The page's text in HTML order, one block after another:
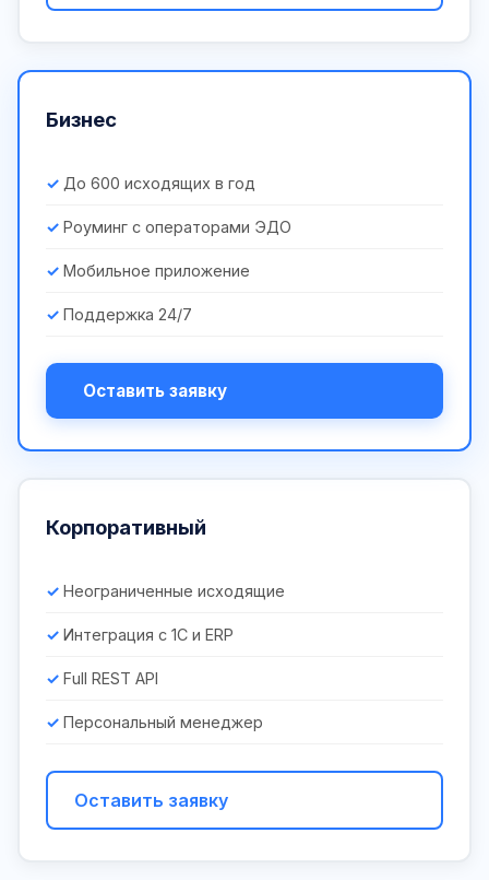
Бизнес
До 600 исходящих в год
Роуминг с операторами ЭДО
Мобильное приложение
Поддержка 24/7
Оставить заявку
Корпоративный
Неограниченные исходящие
Интеграция с 1С и ERP
Full REST API
Персональный менеджер
Оставить заявку